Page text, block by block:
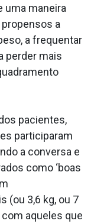
uma maneira
a
a frequentar
perder mais
pacientes,
participaram
a conversa e
como ‘boas
(ou 3,6 kg, ou 7
aqueles que